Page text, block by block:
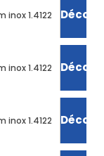
inox 1.4122
inox 1.4122
inox 1.4122